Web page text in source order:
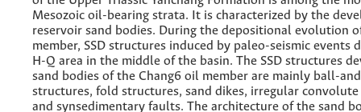
Mesozoic oil-bearing strata. It is characterized by the
reservoir sand bodies. During the depositional evolution
member, SSD structures induced by paleo-seismic events
H-Q area in the middle of the basin. The SSD structures
sand bodies of the Chang6 oil member are mainly ball-
structures, fold structures, sand dikes, irregular
and synsedimentary faults. The architecture of the sand